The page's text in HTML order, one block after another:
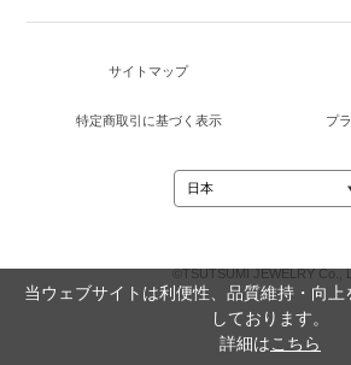
サイトマップ
特定商取引に基づく表示 プ
©TSUTSUMI JEWELRY Co.,
当ウェブサイトは利便性、品質維持・向
しております。
詳細はこちら